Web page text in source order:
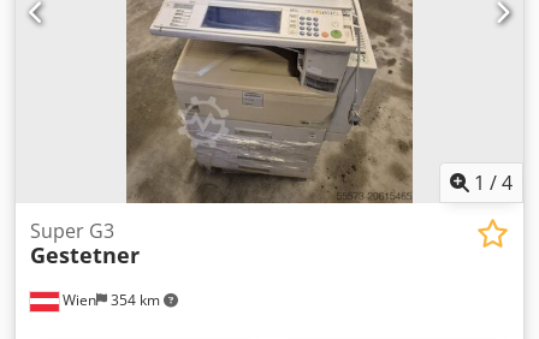
za dodatne informacije.
1 /4
Wien 354 km
Super G3
Gestetner